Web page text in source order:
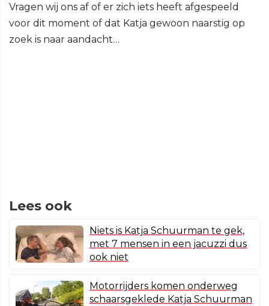
Vragen wij ons af of er zich iets heeft afgespeeld
voor dit moment of dat Katja gewoon naarstig op
zoek is naar aandacht…
Lees ook
Niets is Katja Schuurman te gek,
met 7 mensen in een jacuzzi dus
ook niet
Motorrijders komen onderweg
schaarsgeklede Katja Schuurman